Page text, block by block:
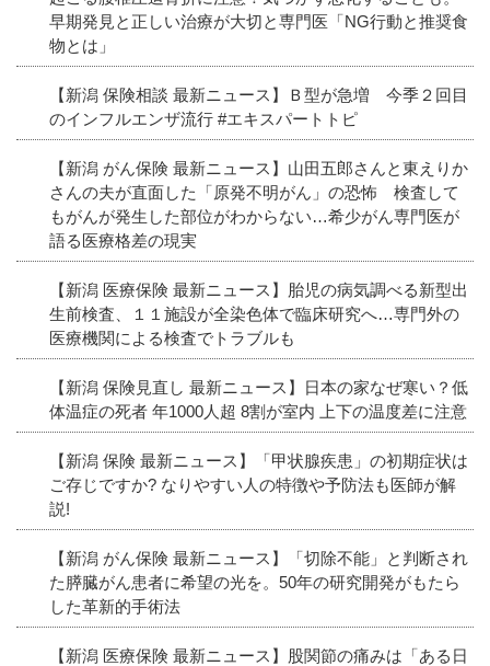
早期発見と正しい治療が大切と専門医「NG行動と推奨食
物とは」
【新潟 保険相談 最新ニュース】Ｂ型が急増 今季２回目
のインフルエンザ流行 #エキスパートトピ
【新潟 がん保険 最新ニュース】山田五郎さんと東えりか
さんの夫が直面した「原発不明がん」の恐怖 検査して
もがんが発生した部位がわからない…希少がん専門医が
語る医療格差の現実
【新潟 医療保険 最新ニュース】胎児の病気調べる新型出
生前検査、１１施設が全染色体で臨床研究へ…専門外の
医療機関による検査でトラブルも
【新潟 保険見直し 最新ニュース】日本の家なぜ寒い？低
体温症の死者 年1000人超 8割が室内 上下の温度差に注意
【新潟 保険 最新ニュース】「甲状腺疾患」の初期症状は
ご存じですか? なりやすい人の特徴や予防法も医師が解
説!
【新潟 がん保険 最新ニュース】「切除不能」と判断され
た膵臓がん患者に希望の光を。50年の研究開発がもたら
した革新的手術法
【新潟 医療保険 最新ニュース】股関節の痛みは「ある日